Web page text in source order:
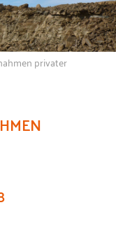
privater
P